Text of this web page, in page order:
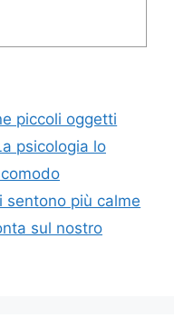
piccoli oggetti
psicologia lo
sentono più calme
sul nostro